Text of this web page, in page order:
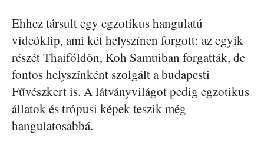
Ehhez társult egy egzotikus hangulatú
videóklip, ami két helyszínen forgott: az egyik
részét Thaiföldön, Koh Samuiban forgatták, de
fontos helyszínként szolgált a budapesti
Fűvészkert is. A látványvilágot pedig egzotikus
állatok és trópusi képek teszik még
hangulatosabbá.